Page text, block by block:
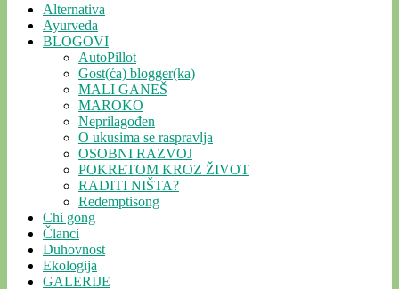
Alternativa
Ayurveda
BLOGOVI
AutoPillot
Gost(ća) blogger(ka)
MALI GANEŠ
MAROKO
Neprilagođen
O ukusima se raspravlja
OSOBNI RAZVOJ
POKRETOM KROZ ŽIVOT
RADITI NIŠTA?
Redemptisong
Chi gong
Članci
Duhovnost
Ekologija
GALERIJE